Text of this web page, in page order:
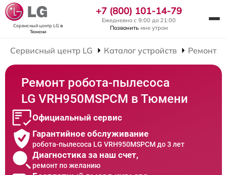
Сервисный центр LG в
Тюмени
+7 (800) 101-14-79
Ежедневно с 9:00 до 21:00
Позвонить мне утром
Сервисный центр LG Каталог устройств Ремонт
Ремонт робота-пылесоса
LG VRH950MSPCM в Тюмени
Официальный сервис
Гарантийное обслуживание
робота-пылесоса LG VRH950MSPCM до 3 лет
Диагностика за наш счет,
ремонт по желанию